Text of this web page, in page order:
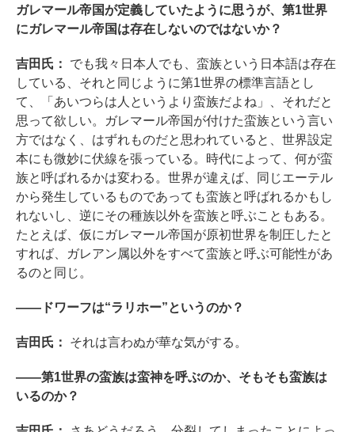
ガレマール帝国が定義していたように思うが、第1世界
にガレマール帝国は存在しないのではないか？
吉田氏： でも我々日本人でも、蛮族という日本語は存在
している、それと同じように第1世界の標準言語とし
て、「あいつらは人というより蛮族だよね」、それだと
思って欲しい。ガレマール帝国が付けた蛮族という言い
方ではなく、はずれものだと思われていると、世界設定
本にも微妙に伏線を張っている。時代によって、何が蛮
族と呼ばれるかは変わる。世界が違えば、同じエーテル
から発生しているものであっても蛮族と呼ばれるかもし
れないし、逆にその種族以外を蛮族と呼ぶこともある。
たとえば、仮にガレマール帝国が原初世界を制圧したと
すれば、ガレアン属以外をすべて蛮族と呼ぶ可能性があ
るのと同じ。
――ドワーフは“ラリホー”というのか？
吉田氏： それは言わぬが華な気がする。
――第1世界の蛮族は蛮神を呼ぶのか、そもそも蛮族は
いるのか？